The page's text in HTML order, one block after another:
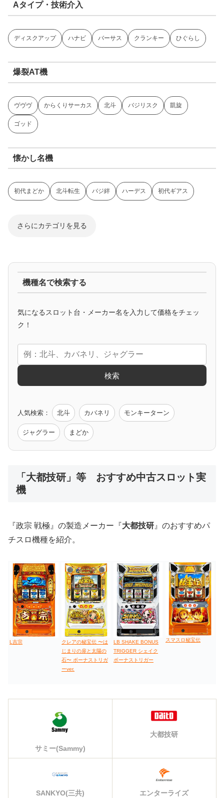
Aタイプ・技術介入
ディスクアップ ハナビ バーサス クランキー ひぐらし
爆裂AT機
ヴヴヴ からくりサーカス 北斗 バジリスク 凱旋
ゴッド
懐かし名機
初代まどか 北斗転生 バジ絆 ハーデス 初代ギアス
さらにカテゴリを見る
マイジャグ ファンキー アイム ゴージャグ ハッピー
アニメタイアップ
エヴァ コードギアス 化物語 炎炎ノ消防隊
モンハン バイオ ペルソナ
値下げ台
機種名で検索する
気になるスロット台・メーカー名を入力して価格をチェッ
ク！
検索
人気検索： 北斗 カバネリ モンキーターン
ジャグラー まどか
「大都技研」等 おすすめ中古スロット実
機
『政宗 戦極』の製造メーカー『大都技研 』のおすすめパ
チスロ機種を紹介。
L吉宗
クレアの秘宝伝 〜は
じまりの扉と太陽の
石〜 ボーナストリガ
ーver.
LB SHAKE BONUS
TRIGGER シェイク
ボーナストリガー
スマスロ秘宝伝
サミー(Sammy)
大都技研
SANKYO(三共) エンターライズ